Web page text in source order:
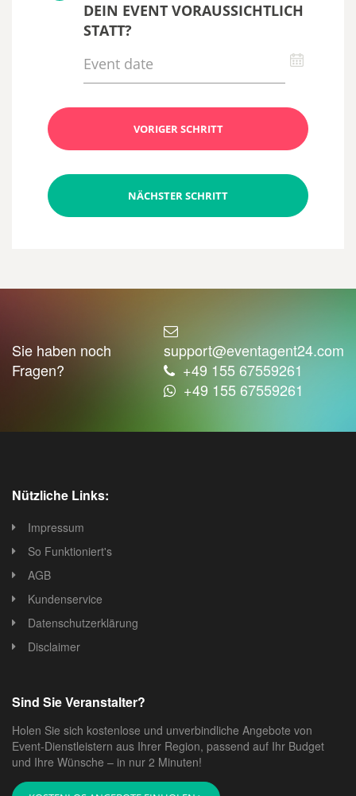
DEIN EVENT VORAUSSICHTLICH
STATT?
VORIGER SCHRITT
NÄCHSTER SCHRITT
Sie haben noch
Fragen?
support@eventagent24.com
+49 155 67559261
+49 155 67559261
Nützliche Links:
Impressum
So Funktioniert's
AGB
Kundenservice
Datenschutzerklärung
Disclaimer
Sind Sie Veranstalter?
Holen Sie sich kostenlose und unverbindliche Angebote von
Event-Dienstleistern aus Ihrer Region, passend auf Ihr Budget
und Ihre Wünsche – in nur 2 Minuten!